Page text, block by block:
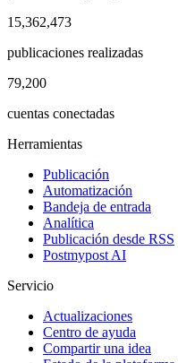
15,362,473
publicaciones realizadas
79,200
cuentas conectadas
Herramientas
Publicación
Automatización
Bandeja de entrada
Analítica
Publicación desde RSS
Postmypost AI
Servicio
Actualizaciones
Centro de ayuda
Compartir una idea